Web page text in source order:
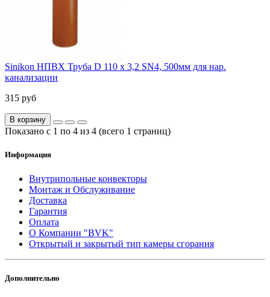
Sinikon НПВХ Труба D 110 x 3,2 SN4, 500мм для нар.
канализации
315 руб
В корзину
Показано с 1 по 4 из 4 (всего 1 страниц)
Информация
Внутрипольные конвекторы
Монтаж и Обслуживание
Доставка
Гарантия
Оплата
О Компании "BVK"
Открытый и закрытый тип камеры сгорания
Дополнительно